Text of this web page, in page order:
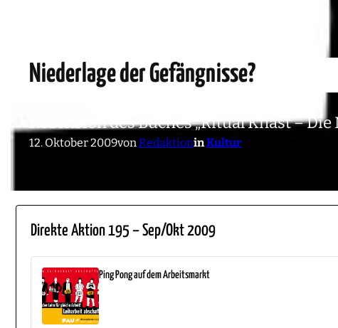
Niederlage der Gefängnisse?
Rezension des Buches „Ritual Knast –
12. Oktober 2009vonRedaktioninKultur
Direkte Aktion 195 – Sep/Okt 2009
Ping Pong auf dem Arbeitsmarkt